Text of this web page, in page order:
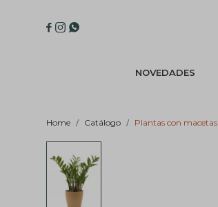
NOVEDADES
  
Home Catálogo Plantas con macetas